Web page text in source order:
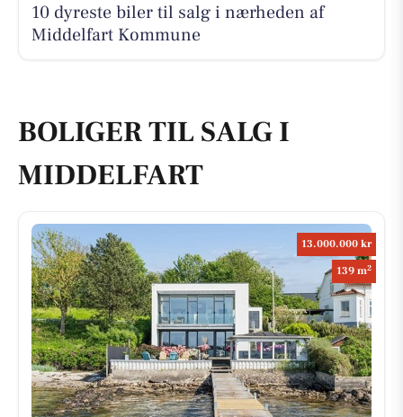
10 dyreste biler til salg i nærheden af
Middelfart Kommune
BOLIGER TIL SALG I
MIDDELFART
13.000.000 kr
139 m2